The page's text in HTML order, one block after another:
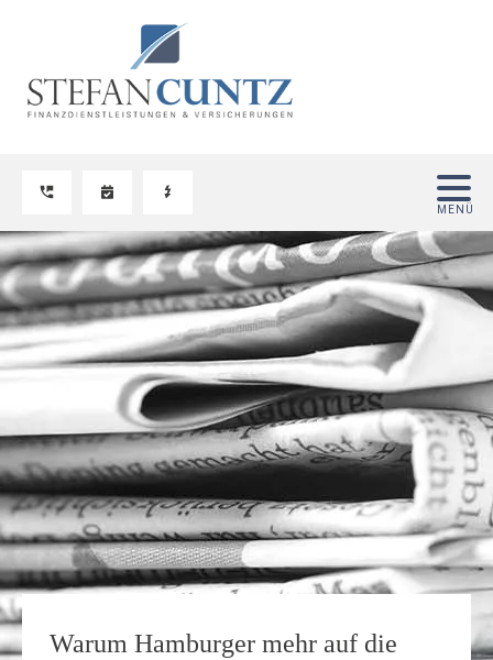
Warum Hamburger mehr auf die